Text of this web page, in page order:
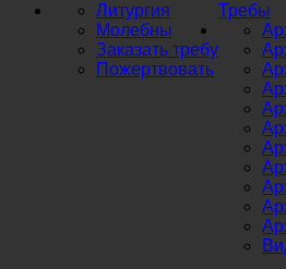
Требы
Литургия
Молебны
Заказать требу
Пожертвовать